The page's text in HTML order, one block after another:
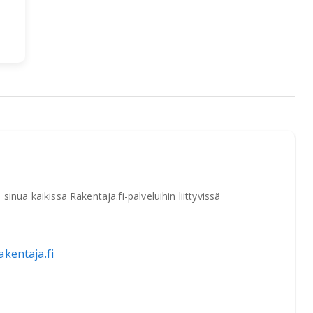
kaikissa Rakentaja.fi-palveluihin liittyvissä